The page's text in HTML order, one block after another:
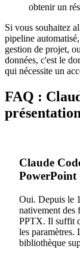
obtenir un
Si vous souhaitez
pipeline
gestion de projet,
données, c'est le
qui nécessite un
FAQ :
Claude
PowerPoint
Oui. Depuis le
nativement
PPTX. Il suffit
les paramètres.
bibliothèque